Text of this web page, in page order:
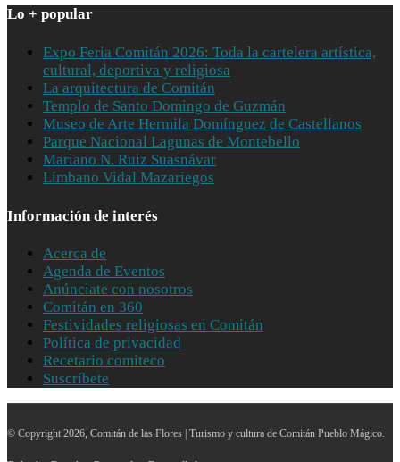
Lo + popular
Expo Feria Comitán 2026: Toda la cartelera artística,
cultural, deportiva y religiosa
La arquitectura de Comitán
Templo de Santo Domingo de Guzmán
Museo de Arte Hermila Domínguez de Castellanos
Parque Nacional Lagunas de Montebello
Mariano N. Ruiz Suasnávar
Límbano Vidal Mazariegos
Información de interés
Acerca de
Agenda de Eventos
Anúnciate con nosotros
Comitán en 360
Festividades religiosas en Comitán
Política de privacidad
Recetario comiteco
Suscríbete
© Copyright 2026, Comitán de las Flores | Turismo y cultura de Comitán Pueblo Mágico.